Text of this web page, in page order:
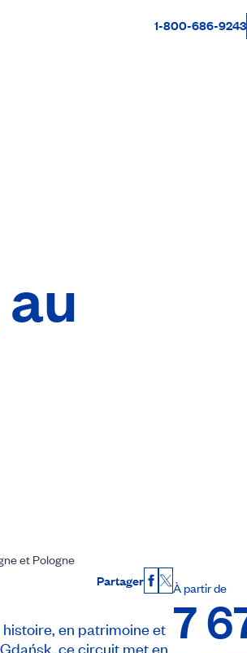
Par
1-800-686-9243
et Pologne
Partager Facebook
X
en patrimoine et
ce circuit met en
À partir de
7